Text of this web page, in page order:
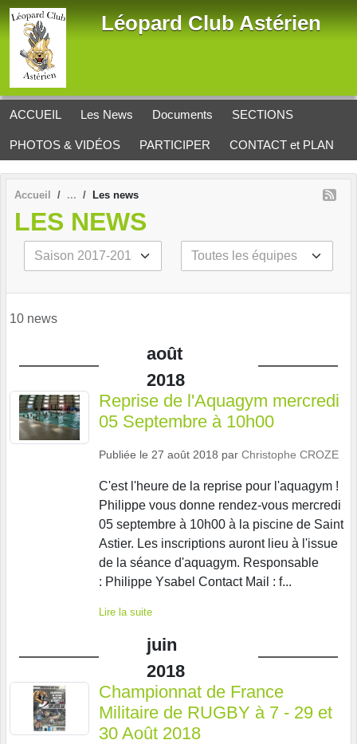
Léopard Club Astérien
ACCUEIL Les News Documents SECTIONS
PHOTOS & VIDÉOS PARTICIPER CONTACT et PLAN
Accueil Les news
LES NEWS
10 news
août
2018
Reprise de l'Aquagym mercredi
05 Septembre à 10h00
Publiée le 27 août 2018 par Christophe CROZE
C'est l'heure de la reprise pour l'aquagym !
Philippe vous donne rendez-vous mercredi
05 septembre à 10h00 à la piscine de Saint
Astier. Les inscriptions auront lieu à l'issue
de la séance d'aquagym. Responsable
: Philippe Ysabel Contact Mail : f...
Lire la suite
juin
2018
Championnat de France
Militaire de RUGBY à 7 - 29 et
30 Août 2018
Panneau de gestion des cookies